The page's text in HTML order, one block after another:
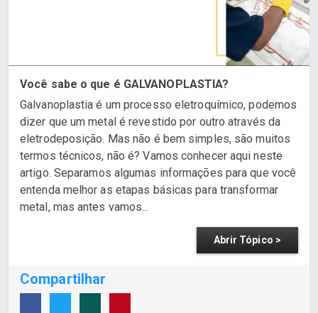
Você sabe o que é GALVANOPLASTIA?
Galvanoplastia é um processo eletroquímico, podemos
dizer que um metal é revestido por outro através da
eletrodeposição. Mas não é bem simples, são muitos
termos técnicos, não é? Vamos conhecer aqui neste
artigo. Separamos algumas informações para que você
entenda melhor as etapas básicas para transformar
metal, mas antes vamos...
Abrir Tópico >
Compartilhar